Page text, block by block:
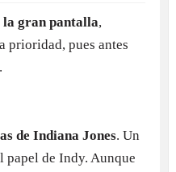
la gran pantalla,
prioridad, pues antes
de Indiana Jones. Un
papel de Indy. Aunque